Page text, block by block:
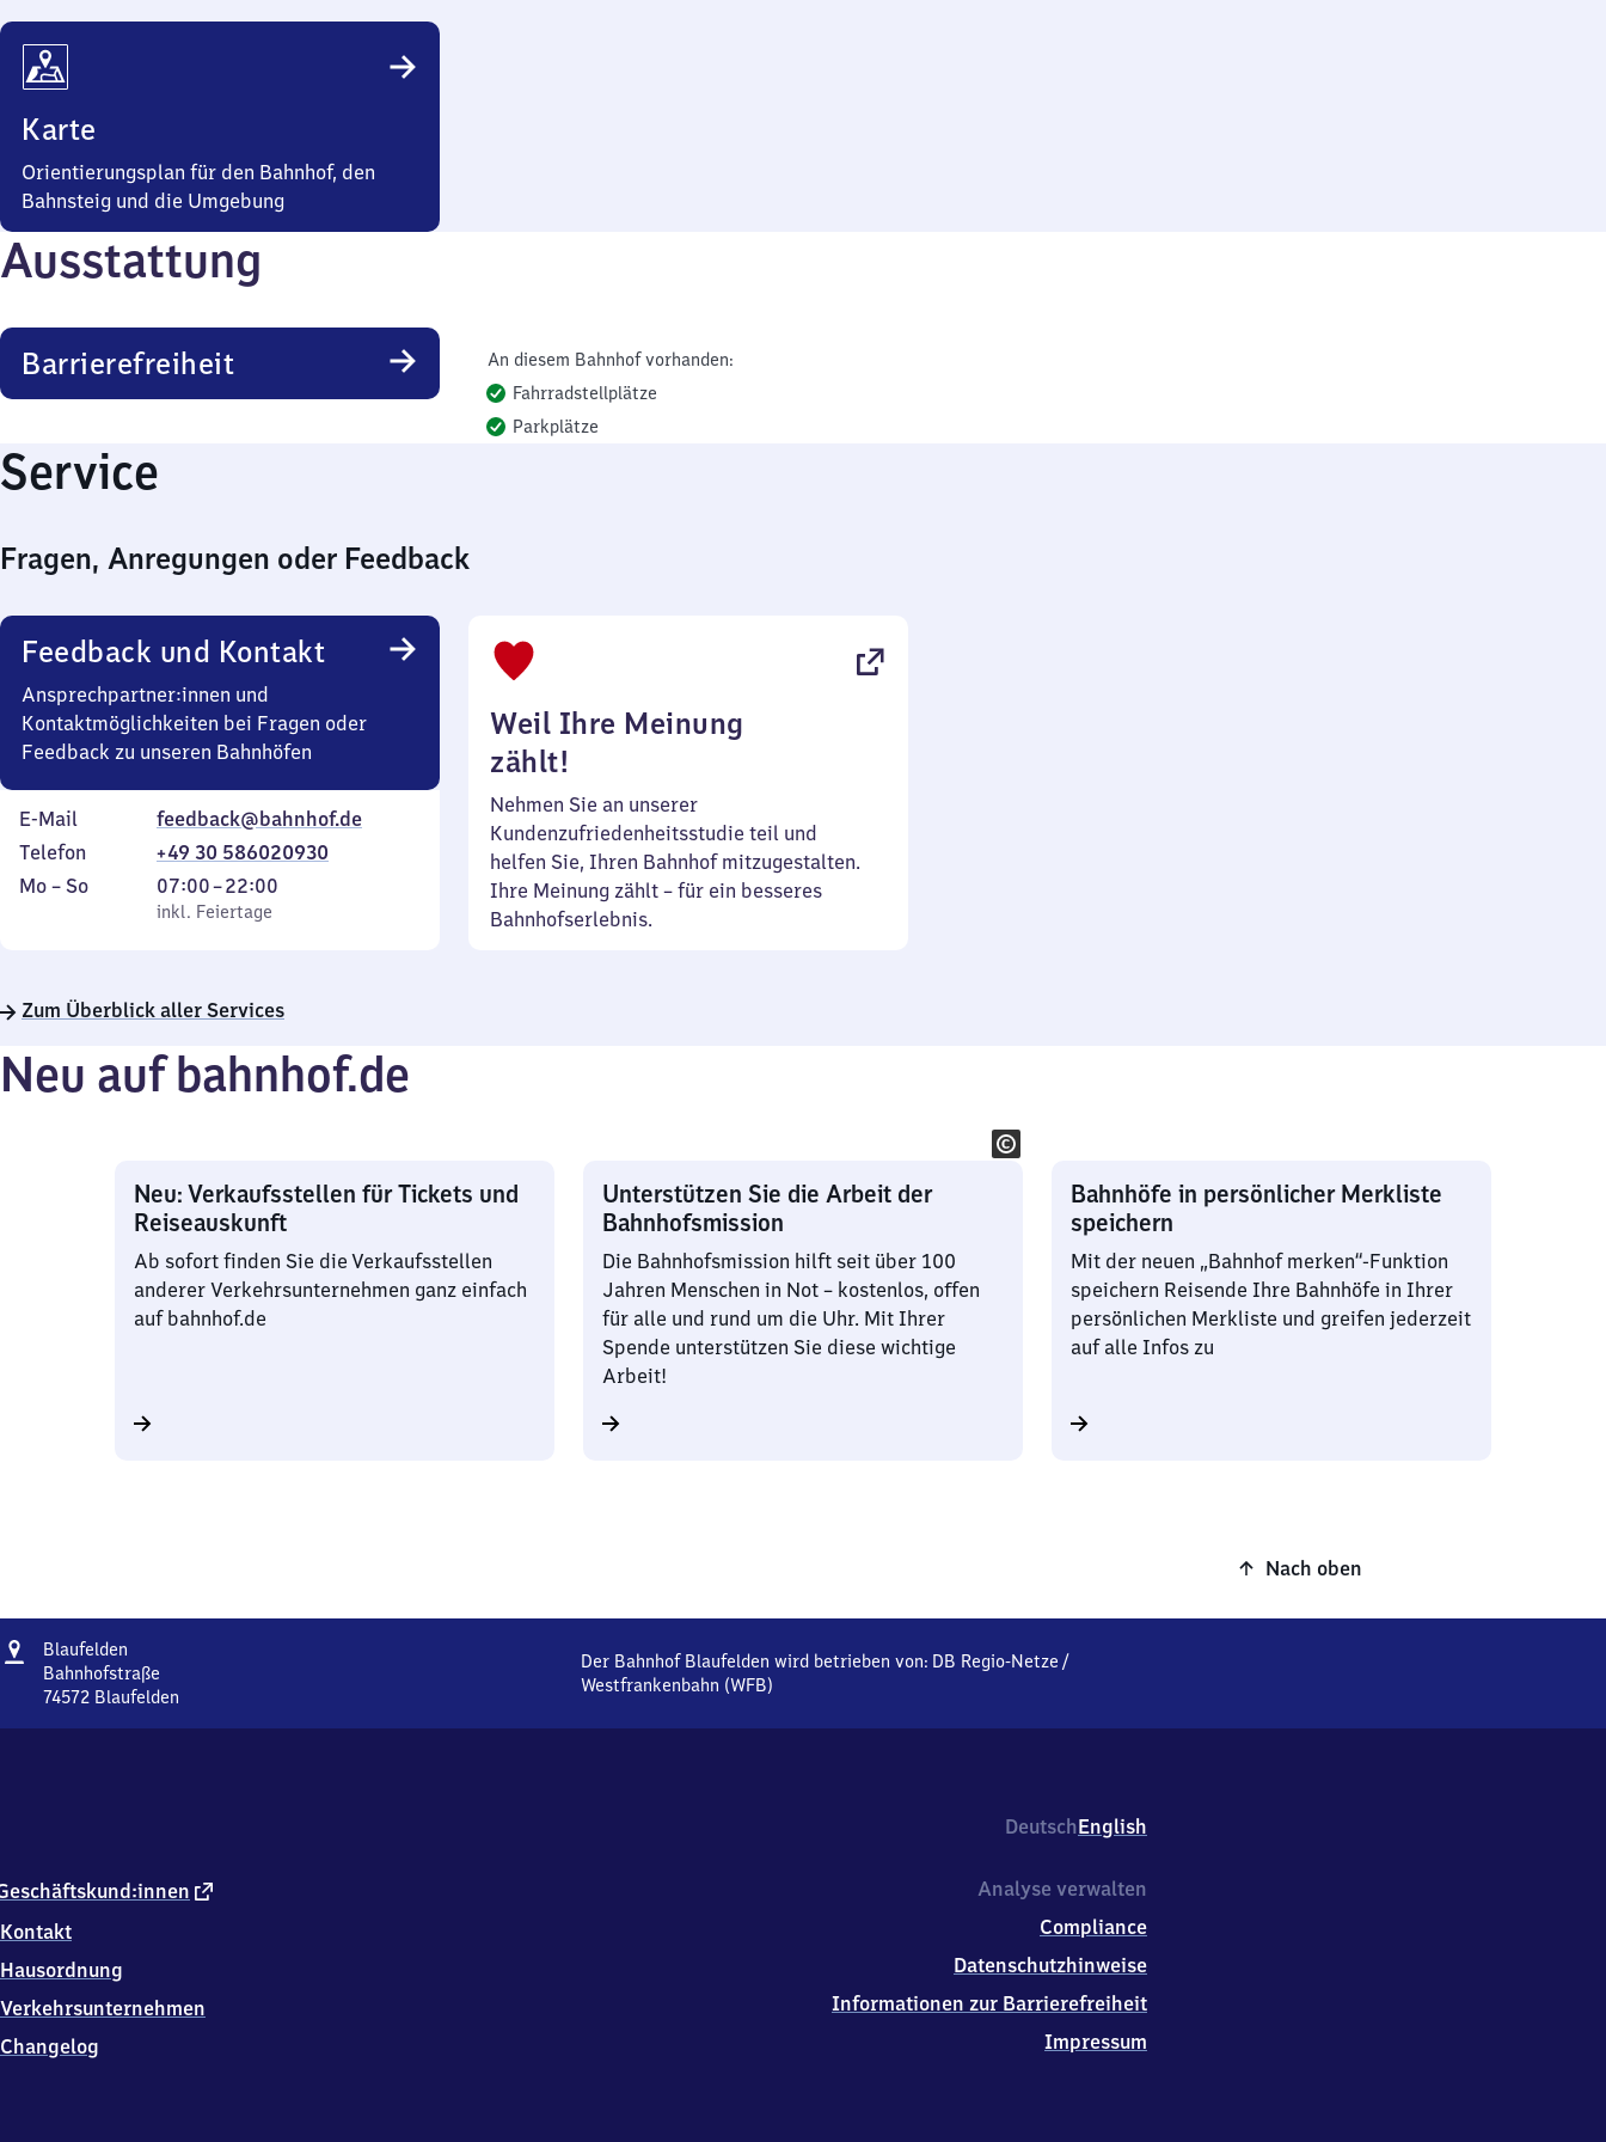
Karte
Orientierungsplan für den Bahnhof, den
Bahnsteig und die Umgebung
Ausstattung
Barrierefreiheit
An diesem Bahnhof vorhanden:
Fahrradstellplätze
Parkplätze
Service
Fragen, Anregungen oder Feedback
Feedback und Kontakt
Ansprechpartner:innen und
Kontaktmöglichkeiten bei Fragen oder
Feedback zu unseren Bahnhöfen
E-Mail
feedback@bahnhof.de
Telefon
+49 30 586020930
Montag
Mo – So,
inkl. Feiertage
07:00–22:00
Von
7
22
inkl. Feiertage
Weil Ihre Meinung
zählt!
Nehmen Sie an unserer
Kundenzufriedenheitsstudie teil und
helfen Sie, Ihren Bahnhof mitzugestalten.
Ihre Meinung zählt – für ein besseres
Bahnhofserlebnis.
Zum Überblick aller Services
Neu auf bahnhof.de
Neu: Verkaufsstellen für Tickets und
Reiseauskunft
Ab sofort finden Sie die Verkaufsstellen
anderer Verkehrsunternehmen ganz einfach
auf bahnhof.de
Unterstützen Sie die Arbeit der
Bahnhofsmission
Die Bahnhofsmission hilft seit über 100
Jahren Menschen in Not – kostenlos, offen
für alle und rund um die Uhr. Mit Ihrer
Spende unterstützen Sie diese wichtige
Arbeit!
Bahnhöfe in persönlicher Merkliste
speichern
Mit der neuen „Bahnhof merken“-Funktion
speichern Reisende Ihre Bahnhöfe in Ihrer
persönlichen Merkliste und greifen jederzeit
auf alle Infos zu
Nach oben
Adresse
Blaufelden
Bahnhofstraße
74572 Blaufelden
Blaufelden
Der Bahnhof Blaufelden wird betrieben von: DB Regio-Netze /
Westfrankenbahn (WFB)
DeutschEnglish
externer
Kontakt
Hausordnung
Verkehrsunternehmen
Changelog
Analyse verwalten
Compliance
Datenschutzhinweise
Informationen zur Barrierefreiheit
Impressum